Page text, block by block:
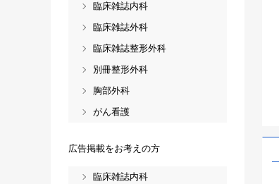
臨床雑誌内科
臨床雑誌外科
臨床雑誌整形外科
別冊整形外科
胸部外科
がん看護
広告掲載をお考えの方
臨床雑誌内科